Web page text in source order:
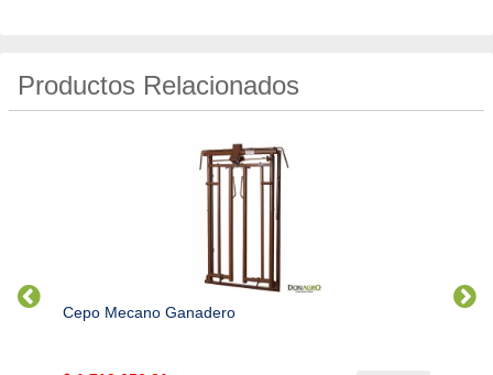
Productos Relacionados
Cepo Mecano Ganadero